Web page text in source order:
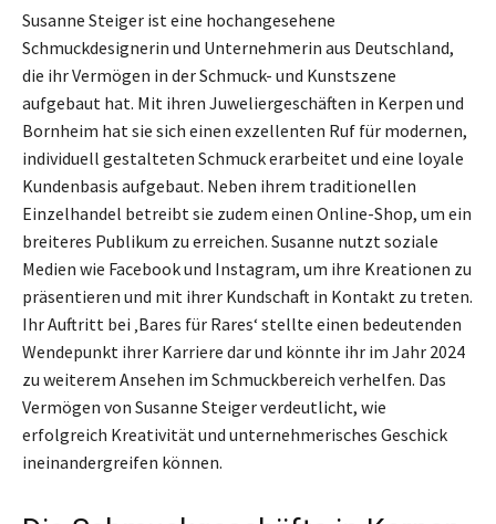
Susanne Steiger ist eine hochangesehene
Schmuckdesignerin und Unternehmerin aus Deutschland,
die ihr Vermögen in der Schmuck- und Kunstszene
aufgebaut hat. Mit ihren Juweliergeschäften in Kerpen und
Bornheim hat sie sich einen exzellenten Ruf für modernen,
individuell gestalteten Schmuck erarbeitet und eine loyale
Kundenbasis aufgebaut. Neben ihrem traditionellen
Einzelhandel betreibt sie zudem einen Online-Shop, um ein
breiteres Publikum zu erreichen. Susanne nutzt soziale
Medien wie Facebook und Instagram, um ihre Kreationen zu
präsentieren und mit ihrer Kundschaft in Kontakt zu treten.
Ihr Auftritt bei ‚Bares für Rares‘ stellte einen bedeutenden
Wendepunkt ihrer Karriere dar und könnte ihr im Jahr 2024
zu weiterem Ansehen im Schmuckbereich verhelfen. Das
Vermögen von Susanne Steiger verdeutlicht, wie
erfolgreich Kreativität und unternehmerisches Geschick
ineinandergreifen können.